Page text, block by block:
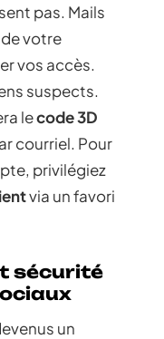
pas. Mails
votre
vos accès.
suspects.
lecode 3D
courriel. Pour
privilégiez
via un favori
sécurité
un